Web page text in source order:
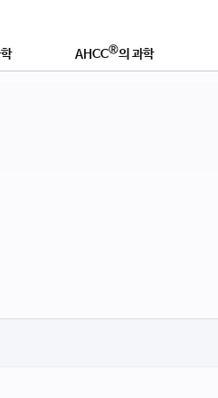
AHCC®의 과학